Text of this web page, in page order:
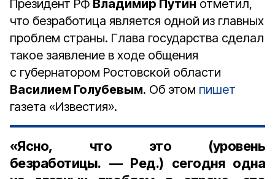
Президент РФ Владимир Путин отметил,
что безработица является одной из главных
проблем страны. Глава государства сделал
такое заявление в ходе общения
с губернатором Ростовской области
Василием Голубевым. Об этом пишет
газета «Известия».
«Ясно, что это (уровень
безработицы. — Ред.) сегодня одна